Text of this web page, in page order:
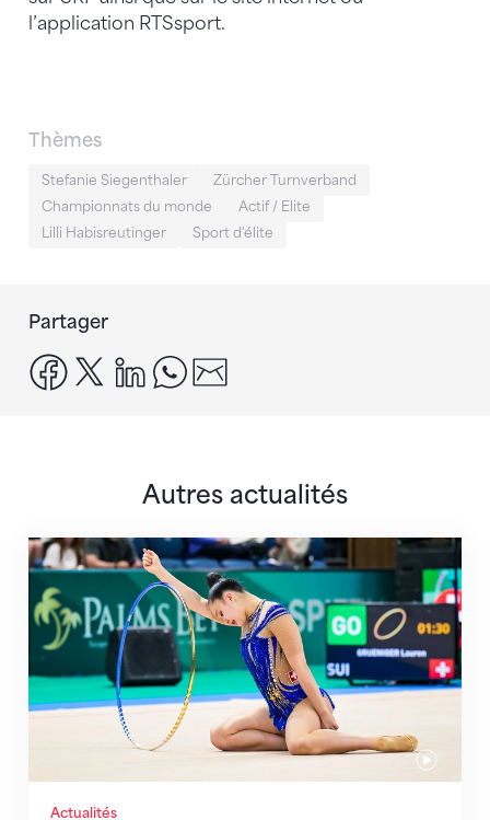
l’application RTSsport.
Thèmes
Stefanie Siegenthaler
Zürcher Turnverband
Championnats du monde
Actif / Elite
Lilli Habisreutinger
Sport d'élite
Partager
facebook
x linkedinwhatsapp
Autres actualités
Actualités
Prochaine étape : les Championnats du monde